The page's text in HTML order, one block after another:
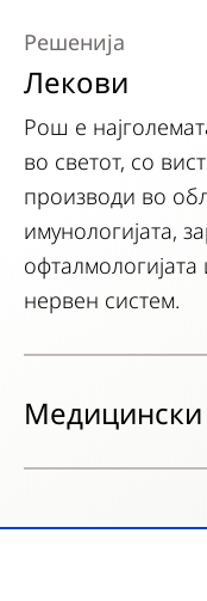
Лекови
Решенија
Рош е
во светот, со
производи во
имунологијата,
нервен систем.